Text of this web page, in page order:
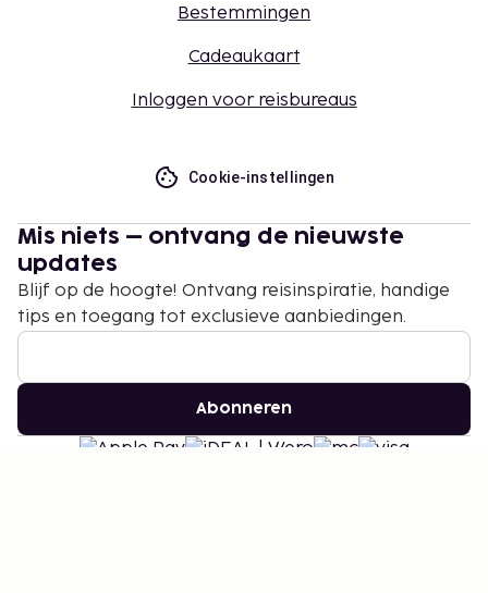
Bestemmingen
Cadeaukaart
Inloggen voor reisbureaus
Cookie-instellingen
Mis niets – ontvang de nieuwste
updates
Blijf op de hoogte! Ontvang reisinspiratie, handige
tips en toegang tot exclusieve aanbiedingen.
Abonneren